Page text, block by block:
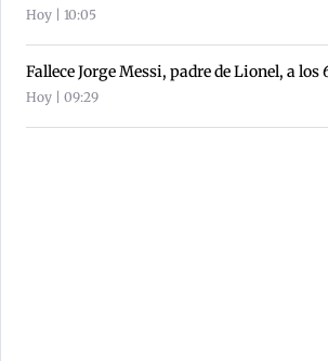
Hoy | 10:05
Fallece Jorge Messi, padre de Lionel, a los
Hoy | 09:29